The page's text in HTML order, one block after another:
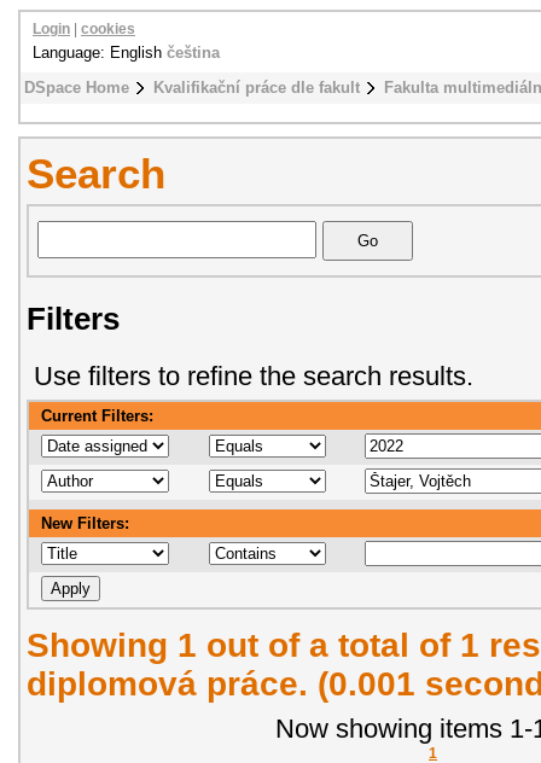
DSpace Home Kvalifikační práce dle fakult Fakulta
Login cookies
Language: English čeština
Search
Filters
Use filters to refine the search results.
Current Filters:
New Filters:
Showing 1 out of a total of 1
diplomová práce. (0.001
Now showing items 1-
1